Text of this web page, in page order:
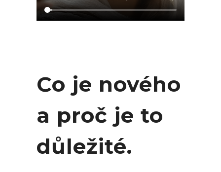
Co je nového
a proč je to
důležité.